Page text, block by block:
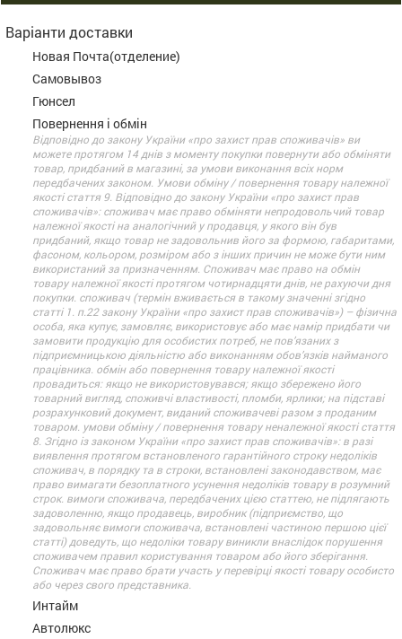
Варіанти доставки
Новая Почта(отделение)
Самовывоз
Гюнсел
Повернення і обмін
Відповідно до закону України «про захист прав споживачів» ви
можете протягом 14 днів з моменту покупки повернути або обміняти
товар, придбаний в магазині, за умови виконання всіх норм
передбачених законом. Умови обміну / повернення товару належної
якості стаття 9. Відповідно до закону України «про захист прав
споживачів»: споживач має право обміняти непродовольчий товар
належної якості на аналогічний у продавця, у якого він був
придбаний, якщо товар не задовольнив його за формою, габаритами,
фасоном, кольором, розміром або з інших причин не може бути ним
використаний за призначенням. Споживач має право на обмін
товару належної якості протягом чотирнадцяти днів, не рахуючи дня
покупки. споживач (термін вживається в такому значенні згідно
статті 1. п.22 закону України «про захист прав споживачів») – фізична
особа, яка купує, замовляє, використовує або має намір придбати чи
замовити продукцію для особистих потреб, не пов’язаних з
підприємницькою діяльністю або виконанням обов’язків найманого
працівника. обмін або повернення товару належної якості
провадиться: якщо не використовувався; якщо збережено його
товарний вигляд, споживчі властивості, пломби, ярлики; на підставі
розрахунковий документ, виданий споживачеві разом з проданим
товаром. умови обміну / повернення товару неналежної якості стаття
8. Згідно із законом України «про захист прав споживачів»: в разі
виявлення протягом встановленого гарантійного строку недоліків
споживач, в порядку та в строки, встановлені законодавством, має
право вимагати безоплатного усунення недоліків товару в розумний
строк. вимоги споживача, передбачених цією статтею, не підлягають
задоволенню, якщо продавець, виробник (підприємство, що
задовольняє вимоги споживача, встановлені частиною першою цієї
статті) доведуть, що недоліки товару виникли внаслідок порушення
споживачем правил користування товаром або його зберігання.
Споживач має право брати участь у перевірці якості товару особисто
або через свого представника.
Интайм
Автолюкс